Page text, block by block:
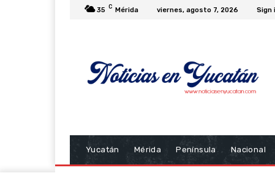
35 C Mérida viernes, agosto 7, 2026 Sign
Yucatán Mérida Península Nacional